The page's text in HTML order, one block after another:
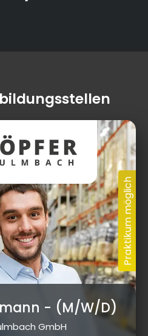
- (M/W/D)
GmbH